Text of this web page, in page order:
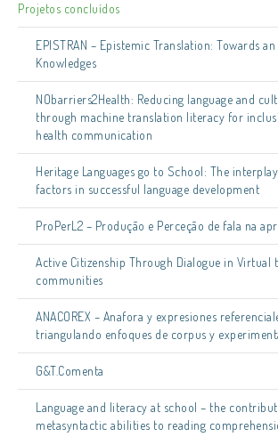
Projetos concluídos
EPISTRAN – Epistemic Translation: Towards
Knowledges
NObarriers2Health: Reducing language and
through machine translation literacy for
health communication
Heritage Languages go to School: The
factors in successful language development
ProPerL2 – Produção e Perceção de fala na
Active Citizenship Through Dialogue in Virtual
communities
ANACOREX – Anafora y expresiones
triangulando enfoques de corpus y
G&T.Comenta
Language and literacy at school – the
metasyntactic abilities to reading